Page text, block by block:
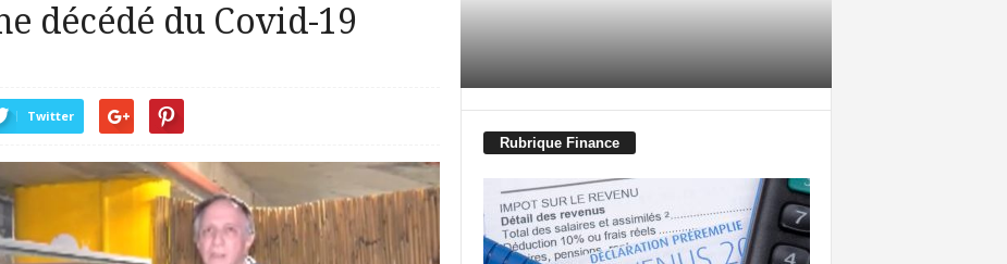
décédé du Covid-19
Twitter
Rubrique Finance